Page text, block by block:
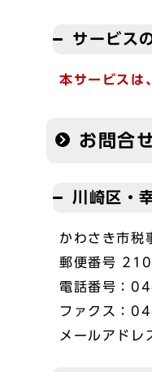
サービス
本サービスは
お問合
川崎区・
かわさき市
郵便番号
電話番号：
ファクス：
メールアドレ